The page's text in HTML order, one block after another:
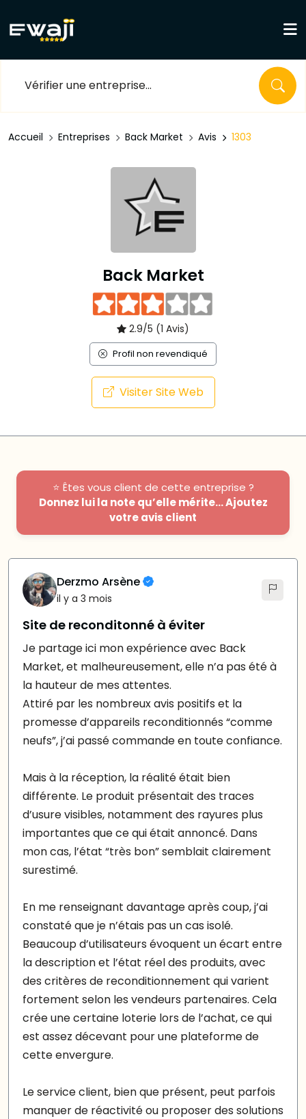
Accueil Entreprises Back Market Avis 1303
Back Market
2.9/5 (1 Avis)
Profil non revendiqué
Visiter Site Web
⭐ Êtes vous client de cette entreprise ?
Donnez lui la note qu’elle mérite... Ajoutez
votre avis client
Derzmo Arsène
il y a 3 mois
Site de reconditonné à éviter
Je partage ici mon expérience avec Back
Market, et malheureusement, elle n’a pas été à
la hauteur de mes attentes.
Attiré par les nombreux avis positifs et la
promesse d’appareils reconditionnés “comme
neufs”, j’ai passé commande en toute confiance.
Mais à la réception, la réalité était bien
différente. Le produit présentait des traces
d’usure visibles, notamment des rayures plus
importantes que ce qui était annoncé. Dans
mon cas, l’état “très bon” semblait clairement
surestimé.
En me renseignant davantage après coup, j’ai
constaté que je n’étais pas un cas isolé.
Beaucoup d’utilisateurs évoquent un écart entre
la description et l’état réel des produits, avec
des critères de reconditionnement qui varient
fortement selon les vendeurs partenaires. Cela
crée une certaine loterie lors de l’achat, ce qui
est assez décevant pour une plateforme de
cette envergure.
Le service client, bien que présent, peut parfois
manquer de réactivité ou proposer des solutions